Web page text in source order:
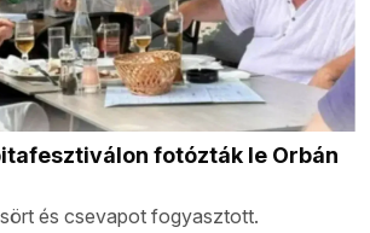
fotózták le Orbán
és csevapot fogyasztott.